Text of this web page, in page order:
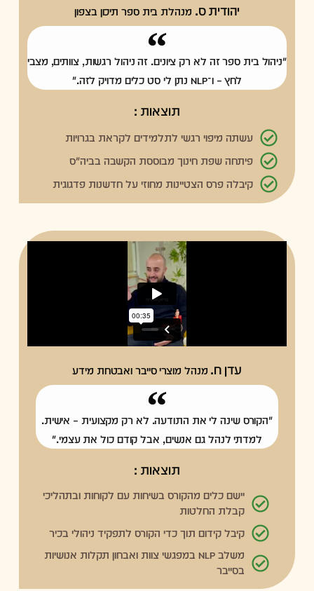
יהודית ס. מנהלת בית ספר תיכון בצפון
"ניהול בית ספר זה לא רק ציונים. זה ניהול רגשות, צוותים, מצבי
לחץ – ו־NLP נתן לי סט כלים מדויק לזה."
תוצאות :
עשתה מיפוי רגשי לתלמידים לקראת בגרויות
פיתחה שפת חינוך מבוססת הקשבה בביה"ס
קיבלה פרס הצטיינות מחוזי על חדשנות פדגוגית
עדן ח. מנהל מוצרי סייבר ואבטחת מידע
"הקורס שינה לי את התודעה. לא רק מקצועית – אישית.
למדתי לנהל גם אנשים, אבל קודם כול את עצמי."
תוצאות :
יישם כלים מהקורס בשיחות עם לקוחות ובתהליכי
קבלת החלטות
קיבל קידום תוך כדי הקורס לתפקיד ניהולי בכיר
משלב NLP במפגשי צוות ואבחון תקלות אנושיות
בסייבר